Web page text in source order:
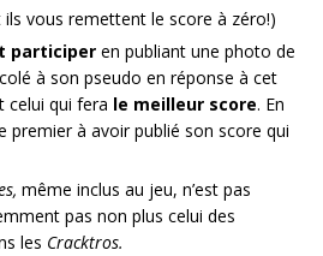
ils vous remettent le score à zéro!)
participer en publiant une photo de
à son pseudo en réponse à cet
celui qui fera le meilleur score. En
premier à avoir publié son score qui
même inclus au jeu, n’est pas
pas non plus celui des
les Cracktros.